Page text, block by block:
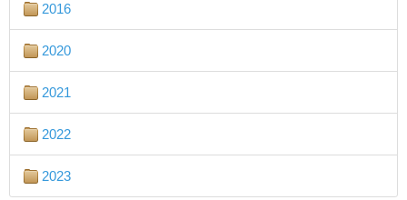
2016
2020
2021
2022
2023